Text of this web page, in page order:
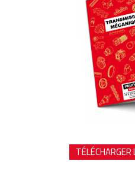
TÉLÉCHARGER